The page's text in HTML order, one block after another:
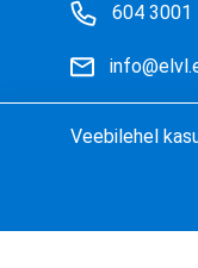
Veebilehel
604 3001
Küpsised